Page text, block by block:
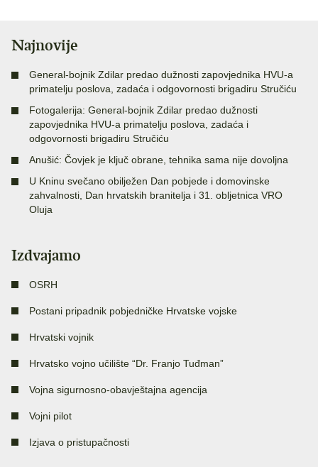
Najnovije
General-bojnik Zdilar predao dužnosti zapovjednika HVU-a
primatelju poslova, zadaća i odgovornosti brigadiru Stručiću
Fotogalerija: General-bojnik Zdilar predao dužnosti
zapovjednika HVU-a primatelju poslova, zadaća i
odgovornosti brigadiru Stručiću
Anušić: Čovjek je ključ obrane, tehnika sama nije dovoljna
U Kninu svečano obilježen Dan pobjede i domovinske
zahvalnosti, Dan hrvatskih branitelja i 31. obljetnica VRO
Oluja
Izdvajamo
OSRH
Postani pripadnik pobjedničke Hrvatske vojske
Hrvatski vojnik
Hrvatsko vojno učilište “Dr. Franjo Tuđman”
Vojna sigurnosno-obavještajna agencija
Vojni pilot
Izjava o pristupačnosti